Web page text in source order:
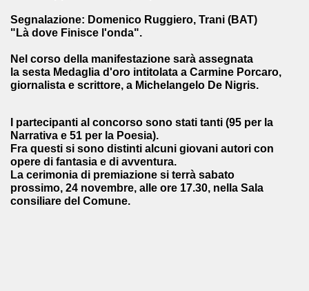
Segnalazione: Domenico Ruggiero, Trani (BAT)
"Là dove Finisce l'onda".
Nel corso della manifestazione sarà assegnata
la sesta Medaglia d'oro intitolata a Carmine Porcaro,
giornalista e scrittore, a Michelangelo De Nigris.
I partecipanti al concorso sono stati tanti (95 per la
Narrativa e 51 per la Poesia).
Fra questi si sono distinti alcuni giovani autori con
opere di fantasia e di avventura.
La cerimonia di premiazione si terrà sabato
prossimo, 24 novembre, alle ore 17.30, nella Sala
consiliare del Comune.